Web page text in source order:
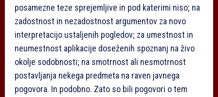
posamezne teze sprejemljive in pod katerimi niso; na
zadostnost in nezadostnost argumentov za novo
interpretacijo ustaljenih pogledov; za umestnost in
neumestnost aplikacije doseženih spoznanj na živo
okolje sodobnosti; na smotrnost ali nesmotrnost
postavljanja nekega predmeta na raven javnega
pogovora. In podobno. Zato so bili pogovori o tem